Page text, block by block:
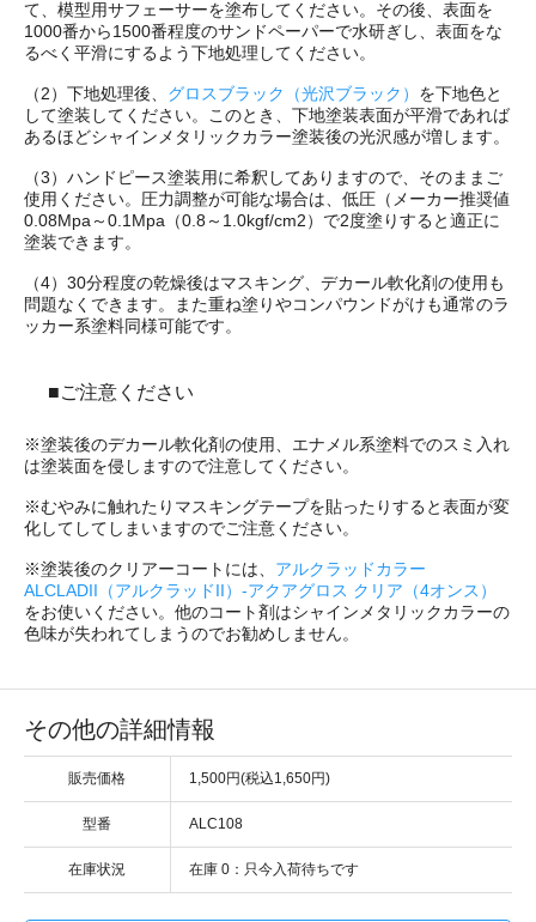
て、模型用サフェーサーを塗布してください。その後、表面を
1000番から1500番程度のサンドペーパーで水研ぎし、表面をな
るべく平滑にするよう下地処理してください。
（2）下地処理後、 グロスブラック（光沢ブラック） を下地色と
して塗装してください。このとき、下地塗装表面が平滑であれば
あるほどシャインメタリックカラー塗装後の光沢感が増します。
（3）ハンドピース塗装用に希釈してありますので、そのままご
使用ください。圧力調整が可能な場合は、低圧（メーカー推奨値
0.08Mpa～0.1Mpa（0.8～1.0kgf/cm2）で2度塗りすると適正に
塗装できます。
（4）30分程度の乾燥後はマスキング、デカール軟化剤の使用も
問題なくできます。また重ね塗りやコンパウンドがけも通常のラ
ッカー系塗料同様可能です。
■ご注意ください
※塗装後のデカール軟化剤の使用、エナメル系塗料でのスミ入れ
は塗装面を侵しますので注意してください。
※むやみに触れたりマスキングテープを貼ったりすると表面が変
化してしてしまいますのでご注意ください。
※塗装後のクリアーコートには、 アルクラッドカラー
ALCLADII（アルクラッドII）-アクアグロス クリア（4オンス）
をお使いください。他のコート剤はシャインメタリックカラーの
色味が失われてしまうのでお勧めしません。
その他の詳細情報
販売価格 1,500円(税込1,650円)
型番 ALC108
在庫状況 在庫 0：只今入荷待ちです